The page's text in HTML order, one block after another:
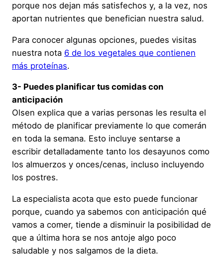
porque nos dejan más satisfechos y, a la vez, nos
aportan nutrientes que benefician nuestra salud.
Para conocer algunas opciones, puedes visitas
nuestra nota 6 de los vegetales que contienen
más proteínas.
3- Puedes planificar tus comidas con
anticipación
Olsen explica que a varias personas les resulta el
método de planificar previamente lo que comerán
en toda la semana. Esto incluye sentarse a
escribir detalladamente tanto los desayunos como
los almuerzos y onces/cenas, incluso incluyendo
los postres.
La especialista acota que esto puede funcionar
porque, cuando ya sabemos con anticipación qué
vamos a comer, tiende a disminuir la posibilidad de
que a última hora se nos antoje algo poco
saludable y nos salgamos de la dieta.